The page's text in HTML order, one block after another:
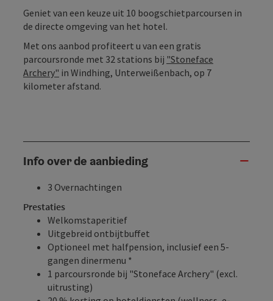
Geniet van een keuze uit 10 boogschietparcoursen in
de directe omgeving van het hotel.
Met ons aanbod profiteert u van een gratis
parcoursronde met 32 stations bij "Stoneface
Archery" in Windhing, Unterweißenbach, op 7
kilometer afstand.
Info over de aanbieding
3 Overnachtingen
Prestaties
Welkomstaperitief
Uitgebreid ontbijtbuffet
Optioneel met halfpension, inclusief een 5-
gangen dinermenu *
1 parcoursronde bij "Stoneface Archery" (excl.
uitrusting)